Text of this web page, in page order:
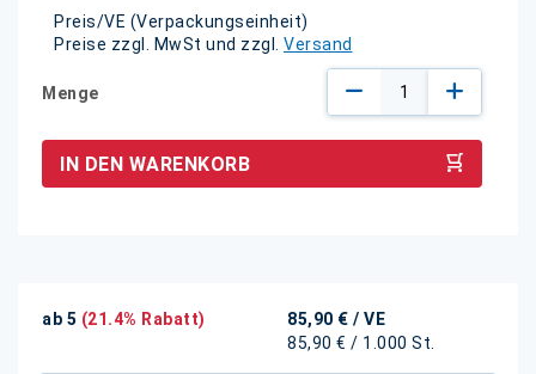
Preis/VE (Verpackungseinheit)
Preise zzgl. MwSt und zzgl. Versand
Menge
IN DEN WARENKORB
ab 5 (21.4% Rabatt) 85,90 € / VE
85,90 € / 1.000 St.